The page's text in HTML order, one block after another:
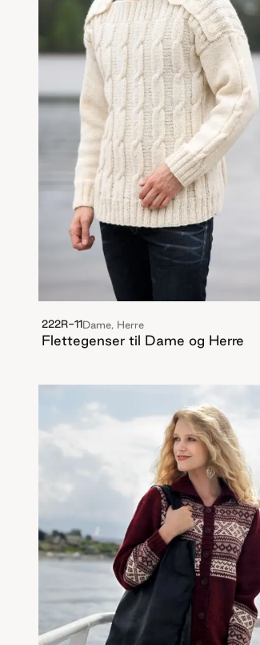
222R-11Dame, Herre
Flettegenser til Dame og Herre